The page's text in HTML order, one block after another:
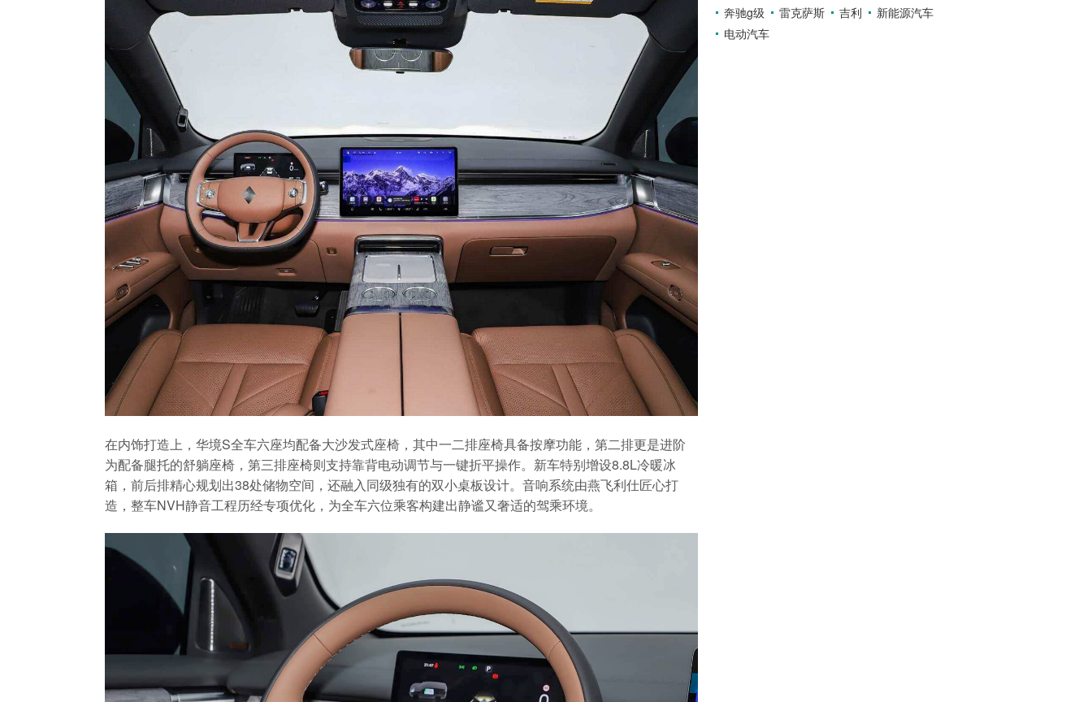
在内饰打造上，华境S全车六座均配备大沙发式座椅，其中一二排座椅具备按摩功能，第二排更是进阶
为配备腿托的舒躺座椅，第三排座椅则支持靠背电动调节与一键折平操作。新车特别增设8.8L冷暖冰
箱，前后排精心规划出38处储物空间，还融入同级独有的双小桌板设计。音响系统由燕飞利仕匠心打
造，整车NVH静音工程历经专项优化，为全车六位乘客构建出静谧又奢适的驾乘环境。
奔驰g级
雷克萨斯 吉利
新能源汽车
电动汽车